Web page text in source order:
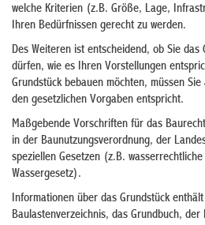
welche Kriterien (z.B. Größe, Lage,
Ihren Bedürfnissen gerecht zu werden.
Des Weiteren ist entscheidend, ob Sie das
dürfen, wie es Ihren Vorstellungen
Grundstück bebauen möchten, müssen
den gesetzlichen Vorgaben entspricht.
Maßgebende Vorschriften für das
in der Baunutzungsverordnung, der
speziellen Gesetzen (z.B.
Wassergesetz).
Informationen über das Grundstück
Baulastenverzeichnis, das Grundbuch,